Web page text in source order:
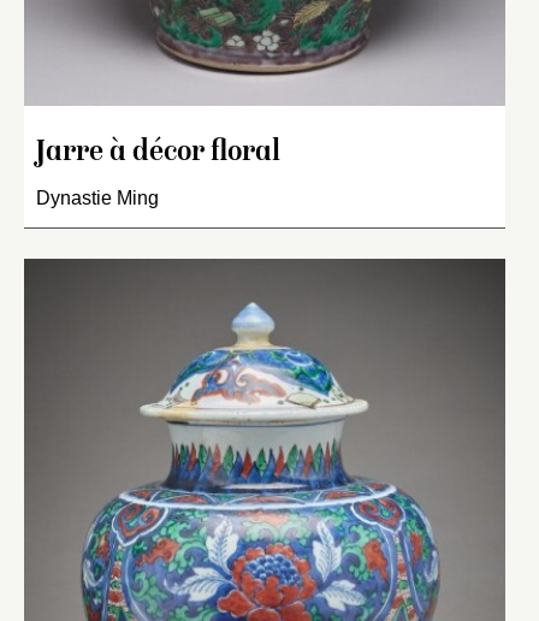
Jarre à décor floral
Dynastie Ming